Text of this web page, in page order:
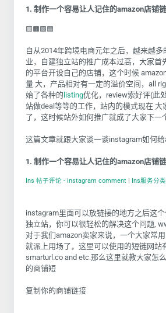
1. 制作一个容易让人记住的amazon店铺
🟨🟧🟩🟦
自从2014年跨境电商元年之后，越来越
业，自建独立站的推广成本过高，大家首
的平台开设自己的店铺，这个时候
量 大，产品相对有一定的溢价空间，all
始了各种的 listing优化，review索好评(此
站做deal等等的工作，站内的模式现在 大
了，这时候站外如何推广就成了大家下一
这篇文章就跟大家谈一谈instagram如何
1. 制作一个容易让人记住的amazon店铺
Ins 帖子评论 - instagram comment Ins服务分类
instagram里面可以放链接的地方之后这
独立站，你可以很轻松的解决这个问题,
对于我们amazon卖家来说，一个大家常
就派上用场了，这里可以使用的短链网站
smarturl.co and etc.那么这里就教大家怎
的商铺短
复制你的商铺链接